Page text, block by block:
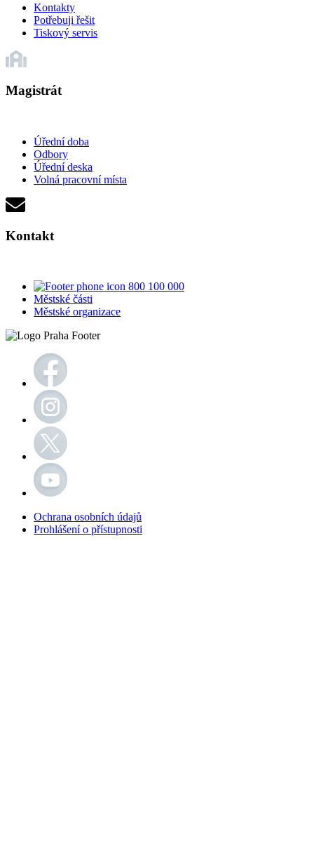
Kontakty
Potřebuji řešit
Tiskový servis
Magistrát
Úřední doba
Odbory
Úřední deska
Volná pracovní místa
Kontakt
800 100 000
Městské části
Městské organizace
Ochrana osobních údajů
Prohlášení o přístupnosti